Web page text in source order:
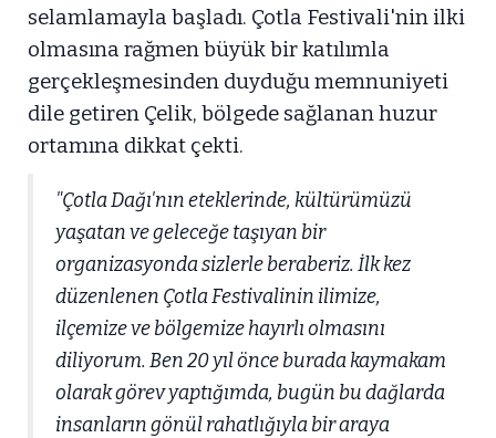
selamlamayla başladı. Çotla Festivali'nin ilki
olmasına rağmen büyük bir katılımla
gerçekleşmesinden duyduğu memnuniyeti
dile getiren Çelik, bölgede sağlanan huzur
ortamına dikkat çekti.
"Çotla Dağı'nın eteklerinde, kültürümüzü
yaşatan ve geleceğe taşıyan bir
organizasyonda sizlerle beraberiz. İlk kez
düzenlenen Çotla Festivalinin ilimize,
ilçemize ve bölgemize hayırlı olmasını
diliyorum. Ben 20 yıl önce burada kaymakam
olarak görev yaptığımda, bugün bu dağlarda
insanların gönül rahatlığıyla bir araya